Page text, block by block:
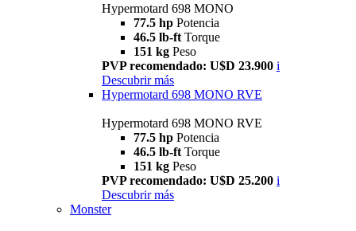
Hypermotard 698 MONO
77.5 hp Potencia
46.5 lb-ft Torque
151 kg Peso
PVP recomendado: U$D 23.900 i
Descubrir más
Hypermotard 698 MONO RVE
Hypermotard 698 MONO RVE
77.5 hp Potencia
46.5 lb-ft Torque
151 kg Peso
PVP recomendado: U$D 25.200 i
Descubrir más
Monster